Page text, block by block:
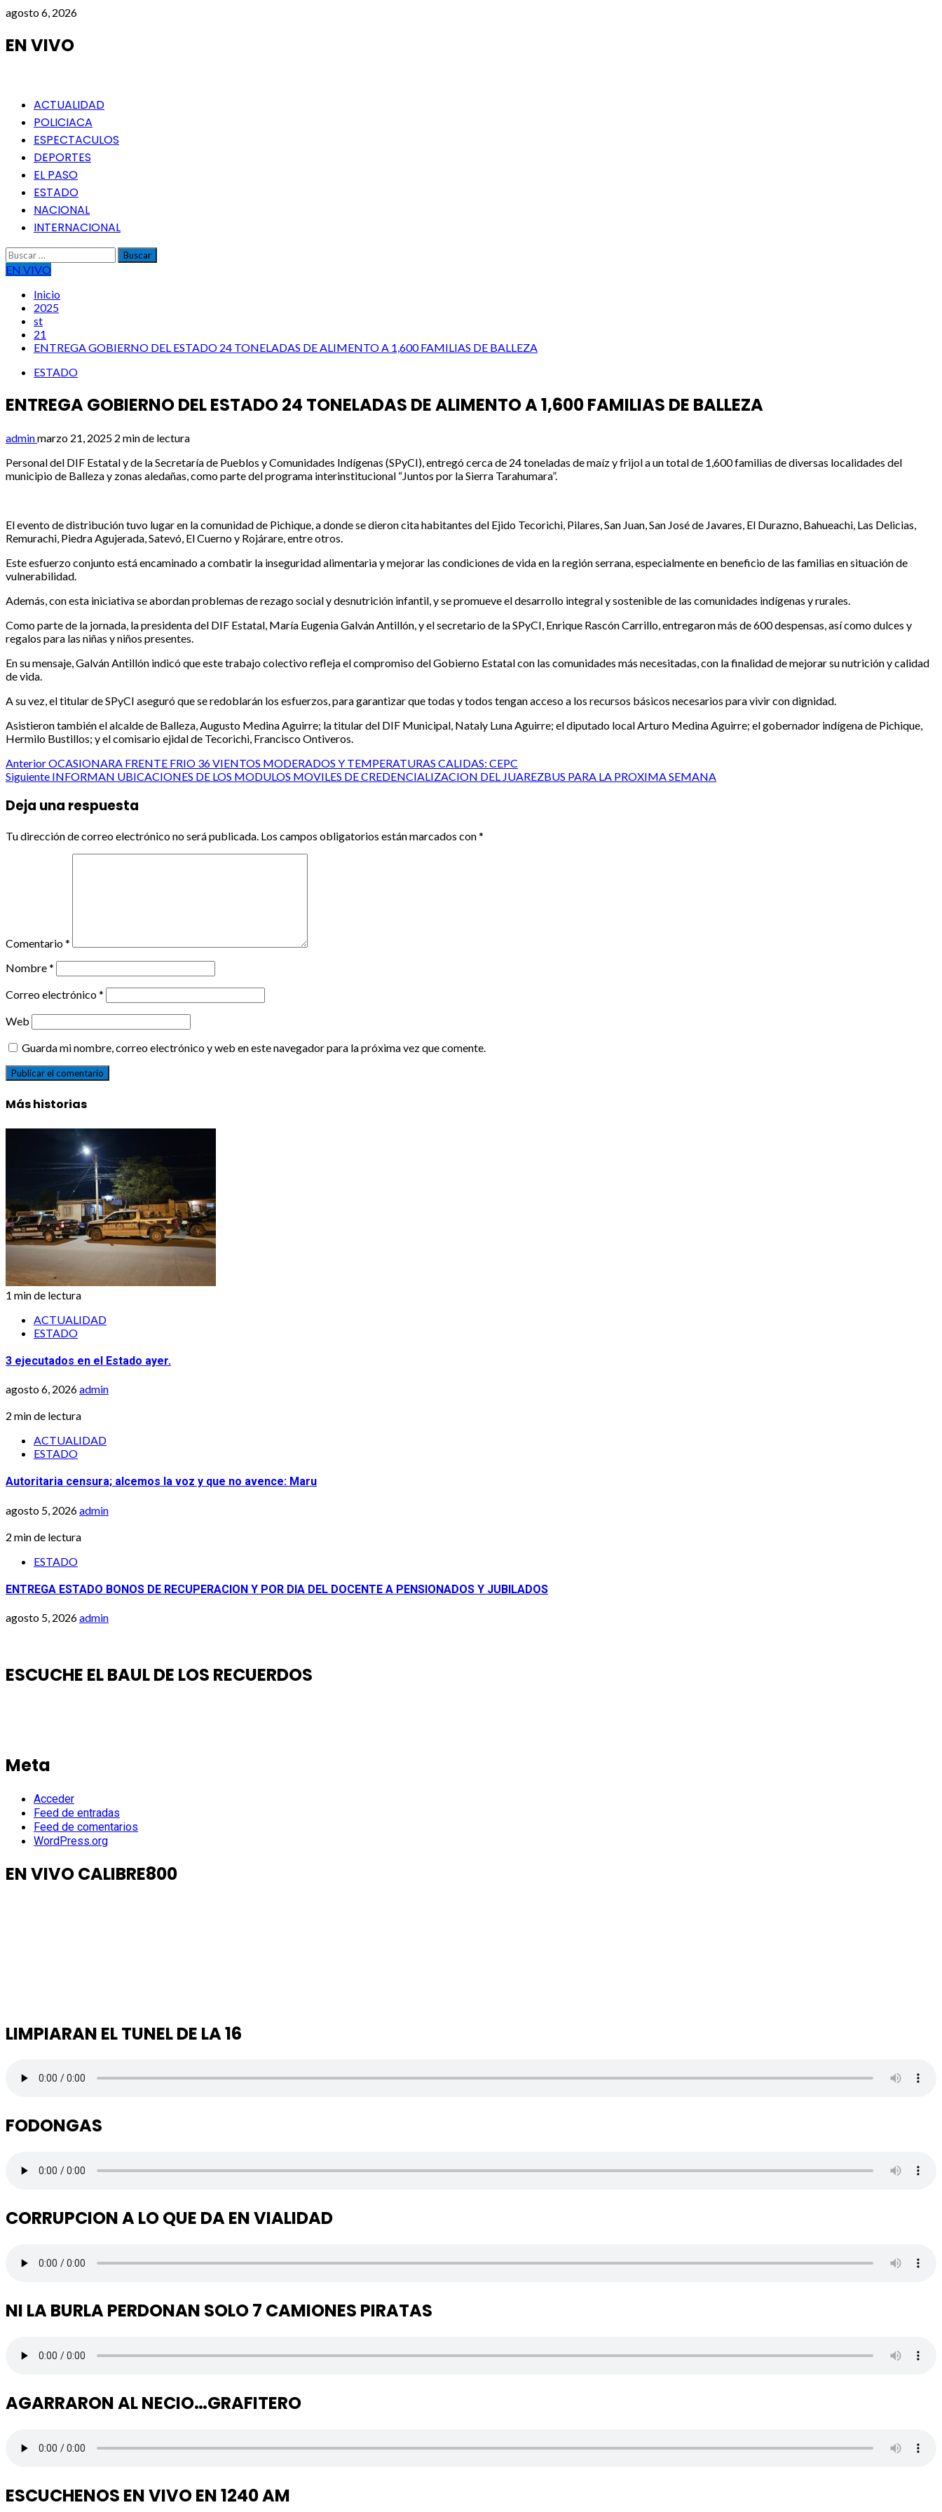
Saltar
contenido
agosto 6, 2026
EN VIVO
Menú
principal
ACTUALIDAD
POLICIACA
ESPECTACULOS
DEPORTES
EL PASO
ESTADO
NACIONAL
INTERNACIONAL
Buscar:
EN VIVO
Inicio
2025
st
21
ENTREGA GOBIERNO DEL ESTADO 24 TONELADAS DE ALIMENTO A 1,600 FAMILIAS DE BALLEZA
ESTADO
ENTREGA GOBIERNO DEL ESTADO 24 TONELADAS DE ALIMENTO A 1,600 FAMILIAS DE BALLEZA
adminmarzo 21, 2025 2 min de lectura
Personal del DIF Estatal y de la Secretaría de Pueblos y Comunidades Indígenas (SPyCI), entregó cerca de 24 toneladas de maíz y frijol a un total de 1,600 familias de diversas localidades del
municipio de Balleza y zonas aledañas, como parte del programa interinstitucional “Juntos por la Sierra Tarahumara”.
El evento de distribución tuvo lugar en la comunidad de Pichique, a donde se dieron cita habitantes del Ejido Tecorichi, Pilares, San Juan, San José de Javares, El Durazno, Bahueachi, Las Delicias,
Remurachi, Piedra Agujerada, Satevó, El Cuerno y Rojárare, entre otros.
Este esfuerzo conjunto está encaminado a combatir la inseguridad alimentaria y mejorar las condiciones de vida en la región serrana, especialmente en beneficio de las familias en situación de
vulnerabilidad.
Además, con esta iniciativa se abordan problemas de rezago social y desnutrición infantil, y se promueve el desarrollo integral y sostenible de las comunidades indígenas y rurales.
Como parte de la jornada, la presidenta del DIF Estatal, María Eugenia Galván Antillón, y el secretario de la SPyCI, Enrique Rascón Carrillo, entregaron más de 600 despensas, así como dulces y
regalos para las niñas y niños presentes.
En su mensaje, Galván Antillón indicó que este trabajo colectivo refleja el compromiso del Gobierno Estatal con las comunidades más necesitadas, con la finalidad de mejorar su nutrición y calidad
de vida.
A su vez, el titular de SPyCI aseguró que se redoblarán los esfuerzos, para garantizar que todas y todos tengan acceso a los recursos básicos necesarios para vivir con dignidad.
Asistieron también el alcalde de Balleza, Augusto Medina Aguirre; la titular del DIF Municipal, Nataly Luna Aguirre; el diputado local Arturo Medina Aguirre; el gobernador indígena de Pichique,
Hermilo Bustillos; y el comisario ejidal de Tecorichi, Francisco Ontiveros.
Post
AnteriorOCASIONARA FRENTE FRIO 36 VIENTOS MODERADOS Y TEMPERATURAS CALIDAS: CEPC
Siguiente INFORMAN UBICACIONES DE LOS MODULOS MOVILES DE CREDENCIALIZACION DEL JUAREZBUS PARA LA PROXIMA SEMANA
Deja una respuesta
Tu dirección de correo electrónico no será publicada. Los campos obligatorios están marcados con*
Comentario*
Nombre*
Correo electrónico*
Web
Guarda mi nombre, correo electrónico y web en este navegador para la próxima vez que comente.
Más historias
1 min de lectura
ACTUALIDAD
ESTADO
3 ejecutados en el Estado ayer.
agosto 6, 2026admin
2 min de lectura
ACTUALIDAD
ESTADO
Autoritaria censura; alcemos la voz y que no avence: Maru
agosto 5, 2026admin
2 min de lectura
ESTADO
ENTREGA ESTADO BONOS DE RECUPERACION Y POR DIA DEL DOCENTE A PENSIONADOS Y JUBILADOS
agosto 5, 2026admin
ESCUCHE EL BAUL DE LOS RECUERDOS
Meta
Acceder
Feed de entradas
Feed de comentarios
WordPress.org
EN VIVO CALIBRE800
LIMPIARAN EL TUNEL DE LA 16
FODONGAS
CORRUPCION A LO QUE DA EN VIALIDAD
NI LA BURLA PERDONAN SOLO 7 CAMIONES PIRATAS
AGARRARON AL NECIO…GRAFITERO
ESCUCHENOS EN VIVO EN 1240 AM